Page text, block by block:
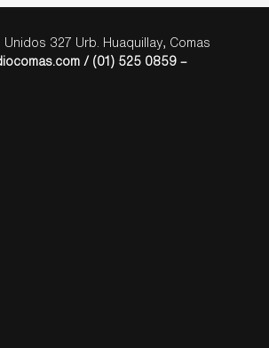
Unidos 327 Urb. Huaquillay, Comas
/ (01) 525 0859 –